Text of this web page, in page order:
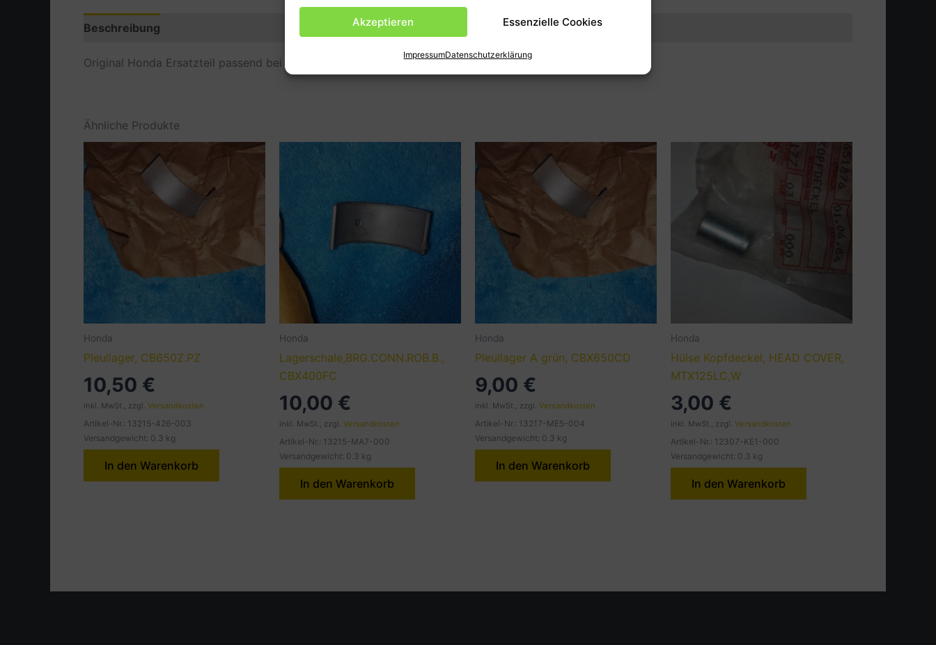
Akzeptieren Essenzielle Cookies
ImpressumDatenschutzerklärung
Beschreibung Produktsicherheit (GPSR)
Original Honda Ersatzteil passend bei CB750F2,F35 ect.
Ähnliche Produkte
Honda
Pleullager, CB650Z.PZ
10,50 €
inkl. MwSt., zzgl. Versandkosten
Artikel-Nr.: 13215-426-003
Versandgewicht: 0.3 kg
In den Warenkorb
Honda
Lagerschale,BRG.CONN.ROB.B.,
CBX400FC
10,00 €
inkl. MwSt., zzgl. Versandkosten
Artikel-Nr.: 13215-MA7-000
Versandgewicht: 0.3 kg
In den Warenkorb
Honda
Pleullager A grün, CBX650CD
9,00 €
inkl. MwSt., zzgl. Versandkosten
Artikel-Nr.: 13217-ME5-004
Versandgewicht: 0.3 kg
In den Warenkorb
Honda
Hülse Kopfdeckel, HEAD COVER,
MTX125LC,W
3,00 €
inkl. MwSt., zzgl. Versandkosten
Artikel-Nr.: 12307-KE1-000
Versandgewicht: 0.3 kg
In den Warenkorb